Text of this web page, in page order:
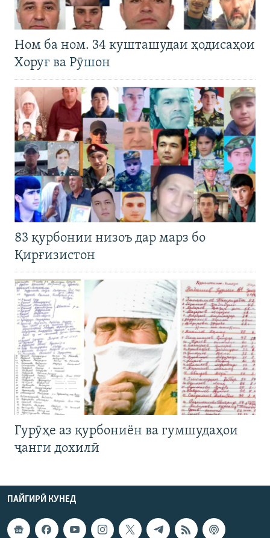
Ном ба ном. 34 кушташудаи ҳодисаҳои
Хоруғ ва Рӯшон
83 қурбонии низоъ дар марз бо
Қирғизистон
Гурӯҳе аз қурбониён ва гумшудаҳои
ҷанги дохилӣ
ПАЙГИРӢ КУНЕД